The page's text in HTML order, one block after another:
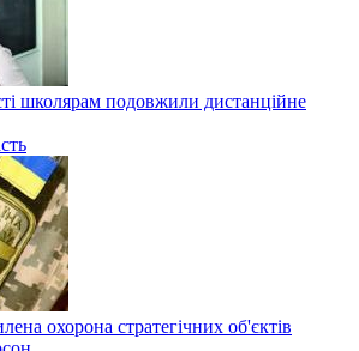
школярам подовжили дистанційне
охорона стратегічних об'єктів